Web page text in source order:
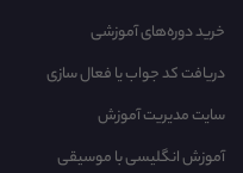
خرید دوره‌های آموزشی
دریافت کد جواب یا فعال سازی
سایت مدیریت آموزش
آموزش انگلیسی با موسیقی‌